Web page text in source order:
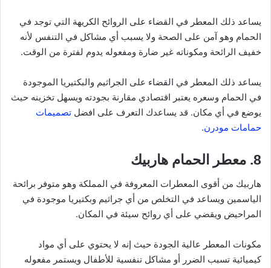
يساعد ذلك المعطر في القضاء على الروائح الكريهة التي توجد في
الحمام وهو آمن على الصحة ولا يسبب أي مشاكل في التنفس لأنه
خفيف الرائحة ومكوناته غير ضارة ومفعوله يدوم لفترة من الوقت.
يساعد ذلك المعطر في القضاء على الجراثيم والبكتيريا الموجودة
في الحمام وسعره يعتبر اقتصادي مقارنة بجودته ويسهل تخزينه حيث
يوضع في أي مكان. قد يساعدك التعرف على افضل تصميمات
حمامات مودرن.
8. معطر الحمام هاربيك
هاربيك من أقوى المعطرات المعروفة في المملكة وهو متوفر برائحة
الياسمين ويساعد في التخلص من أي جراثيم وبكتيريا موجودة في
المراحيض ويقضي على أي روائح سيئة في المكان.
مكونات المعطر عالية الجودة حيث إنه لا يحتوي على أي مواد
كيميائية تسبب الضرر أو مشاكل تنفسية للأطفال ويستمر مفعوله